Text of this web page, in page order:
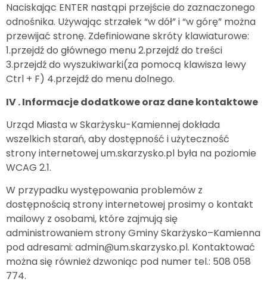
Naciskając ENTER nastąpi przejście do zaznaczonego
odnośnika. Używając strzałek “w dół” i “w górę” można
przewijać stronę. Zdefiniowane skróty klawiaturowe:
1.przejdź do głównego menu 2.przejdź do treści
3.przejdź do wyszukiwarki(za pomocą klawisza lewy
Ctrl + F) 4.przejdź do menu dolnego.
IV . Informacje dodatkowe oraz dane kontaktowe
Urząd Miasta w Skarżysku-Kamiennej dokłada
wszelkich starań, aby dostępność i użyteczność
strony internetowej um.skarzysko.pl była na poziomie
WCAG 2.1.
W przypadku występowania problemów z
dostępnością strony internetowej prosimy o kontakt
mailowy z osobami, które zajmują się
administrowaniem strony Gminy Skarżysko–Kamienna
pod adresami: admin@um.skarzysko.pl. Kontaktować
można się również dzwoniąc pod numer tel.: 508 058
774.